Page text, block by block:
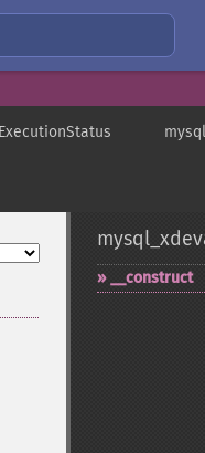
_​_​construct